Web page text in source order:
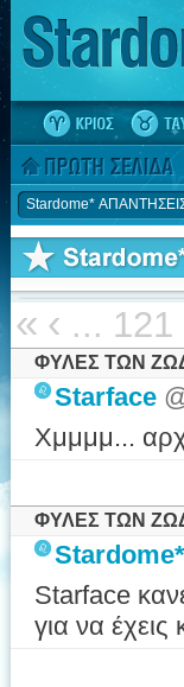
Stardome*
« ‹ ... 121
ΦΥΛΕΣ ΤΩΝ
Starface
Χμμμμ...
ΦΥΛΕΣ ΤΩΝ
Stardome*
Starface
για να έχεις